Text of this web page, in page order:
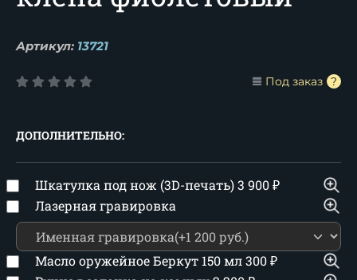
Артикул: 13721
Под заказ
ДОПОЛНИТЕЛЬНО:
Шкатулка под нож (3D-печать)3 900₽
Лазерная гравировка
Масло оружейное Беркут 150 мл300₽